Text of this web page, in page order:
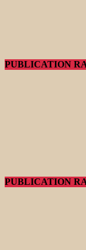
PUBLICATION
PUBLICATION